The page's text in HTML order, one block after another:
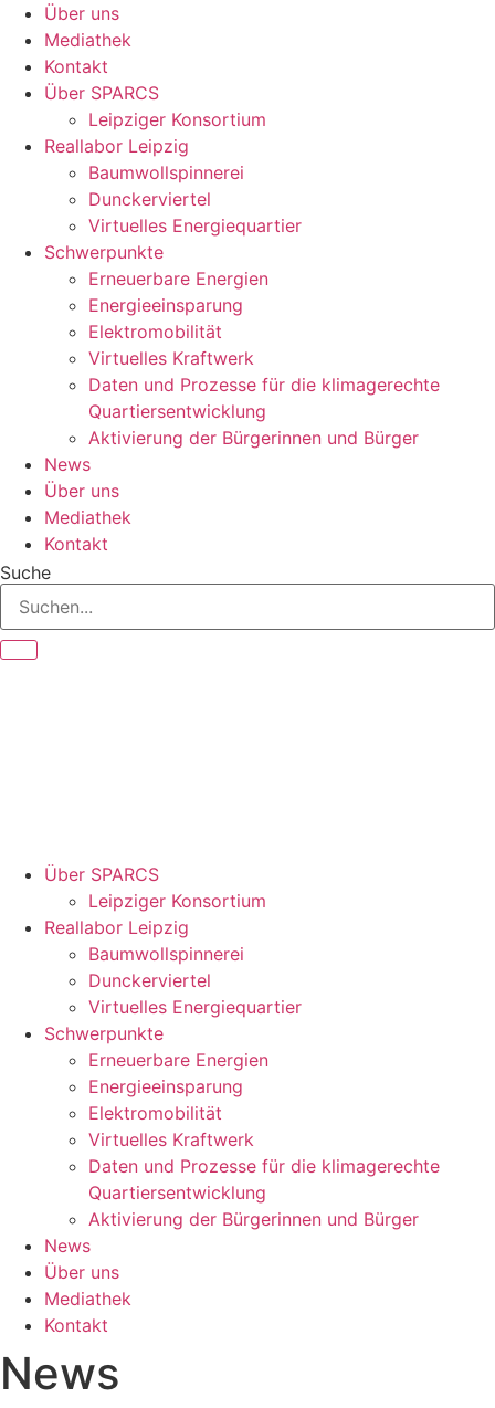
Über uns
Mediathek
Kontakt
Über SPARCS
Leipziger Konsortium
Reallabor Leipzig
Baumwollspinnerei
Dunckerviertel
Virtuelles Energiequartier
Schwerpunkte
Erneuerbare Energien
Energieeinsparung
Elektromobilität
Virtuelles Kraftwerk
Daten und Prozesse für die klimagerechte
Quartiersentwicklung
Aktivierung der Bürgerinnen und Bürger
News
Über uns
Mediathek
Kontakt
Suche
Über SPARCS
Leipziger Konsortium
Reallabor Leipzig
Baumwollspinnerei
Dunckerviertel
Virtuelles Energiequartier
Schwerpunkte
Erneuerbare Energien
Energieeinsparung
Elektromobilität
Virtuelles Kraftwerk
Daten und Prozesse für die klimagerechte
Quartiersentwicklung
Aktivierung der Bürgerinnen und Bürger
News
Über uns
Mediathek
Kontakt
News